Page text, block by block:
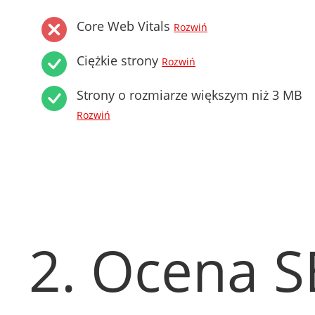
Core Web Vitals Rozwiń
Ciężkie strony Rozwiń
Strony o rozmiarze większym niż 3 MB
Rozwiń
2. Ocena